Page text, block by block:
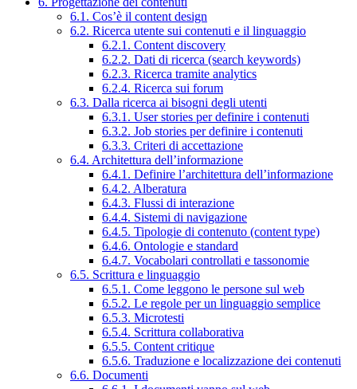
6.1. Cos’è il content design
6.2. Ricerca utente sui contenuti e il linguaggio
6.2.1. Content discovery
6.2.2. Dati di ricerca (search keywords)
6.2.3. Ricerca tramite analytics
6.2.4. Ricerca sui forum
6.3. Dalla ricerca ai bisogni degli utenti
6.3.1. User stories per definire i contenuti
6.3.2. Job stories per definire i contenuti
6.3.3. Criteri di accettazione
6.4. Architettura dell’informazione
6.4.1. Definire l’architettura dell’informazione
6.4.2. Alberatura
6.4.3. Flussi di interazione
6.4.4. Sistemi di navigazione
6.4.5. Tipologie di contenuto (content type)
6.4.6. Ontologie e standard
6.4.7. Vocabolari controllati e tassonomie
6.5. Scrittura e linguaggio
6.5.1. Come leggono le persone sul web
6.5.2. Le regole per un linguaggio semplice
6.5.3. Microtesti
6.5.4. Scrittura collaborativa
6.5.5. Content critique
6.5.6. Traduzione e localizzazione dei contenuti
6.6. Documenti